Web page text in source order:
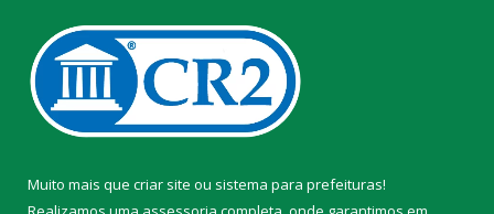
Muito mais que criar site ou sistema para prefeituras!